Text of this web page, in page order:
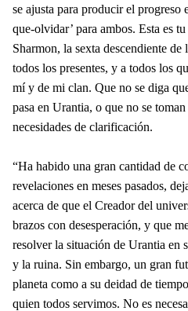
se ajusta para producir el progreso
que-olvidar’ para ambos. Esta es
Sharmon, la sexta descendiente
todos los presentes, y a todos los
mí y de mi clan. Que no se diga
pasa en Urantia, o que no se
necesidades de clarificación.
“Ha habido una gran cantidad de
revelaciones en meses pasados,
acerca de que el Creador del
brazos con desesperación, y que
resolver la situación de Urantia en
y la ruina. Sin embargo, un gran
planeta como a su deidad de
quien todos servimos. No es